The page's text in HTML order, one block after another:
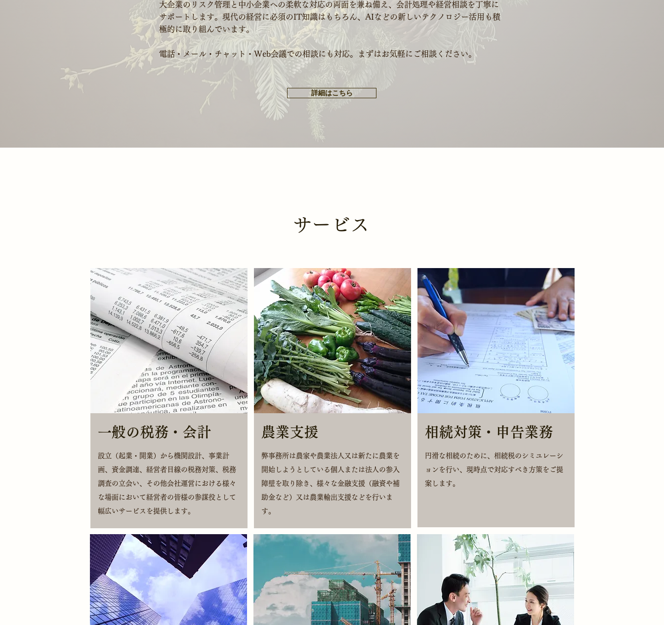
大企業のリスク管理と中小企業への柔軟な対応の両面を兼ね備え、会計処理や経営相談を丁寧に
サポートします。現代の経営に必須のIT知識はもちろん、AIなどの新しいテクノロジー活用も積
極的に取り組んでいます。
電話・メール・チャット・Web会議での相談にも対応。まずはお気軽にご相談ください。
詳細はこちら
​サービス
​一般の税務・会計
設立（起業・開業）から機関設計、事業計
画、資金調達、経営者目線の税務対策、税務
調査の立会い、その他会社運営における様々
な場面において経営者の皆様の参謀役として
幅広いサービスを提供します。
農業支援
弊事務所は農家や農業法人又は新たに農業を
開始しようとしている個人または法人の参入
障壁を取り除き、様々な金融支援（融資や補
助金など）又は農業輸出支援などを行いま
す。
相続対策・申告業務
円滑な相続のために、相続税のシミユレーシ
ョンを行い、現時点で対応すべき方策をご提
案します。